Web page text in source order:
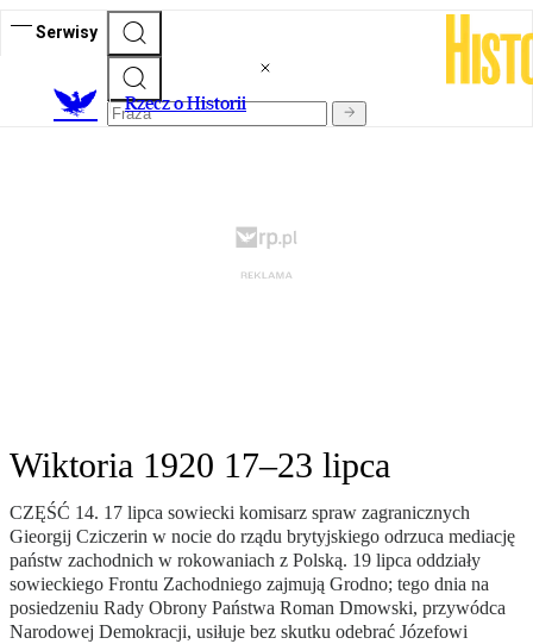
Serwisy
Rzecz o Historii
Wiktoria 1920 17–23 lipca
CZĘŚĆ 14. 17 lipca sowiecki komisarz spraw zagranicznych
Gieorgij Cziczerin w nocie do rządu brytyjskiego odrzuca mediację
państw zachodnich w rokowaniach z Polską. 19 lipca oddziały
sowieckiego Frontu Zachodniego zajmują Grodno; tego dnia na
posiedzeniu Rady Obrony Państwa Roman Dmowski, przywódca
Narodowej Demokracji, usiłuje bez skutku odebrać Józefowi